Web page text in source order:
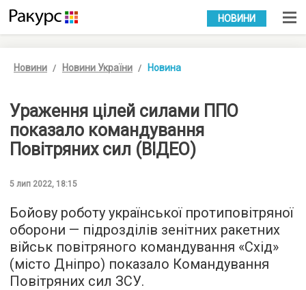
УКР РУС
НОВИНИ
Новини Новини України Новина
Ураження цілей силами ППО
показало командування
Повітряних сил (ВІДЕО)
5 лип 2022, 18:15
Бойову роботу української протиповітряної
оборони — підрозділів зенітних ракетних
військ повітряного командування «Схід»
(місто Дніпро) показало Командування
Повітряних сил ЗСУ.